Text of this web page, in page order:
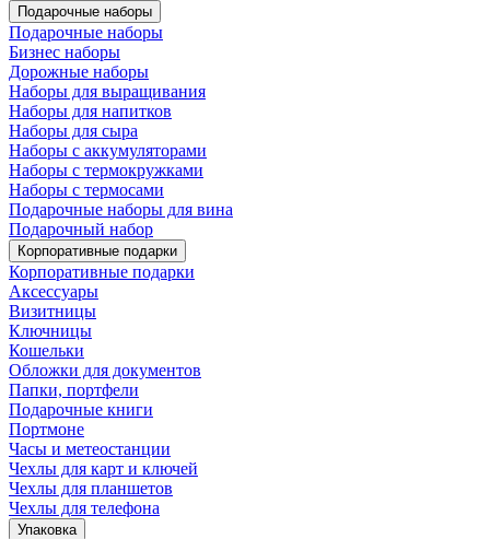
Подарочные наборы
Подарочные наборы
Бизнес наборы
Дорожные наборы
Наборы для выращивания
Наборы для напитков
Наборы для сыра
Наборы с аккумуляторами
Наборы с термокружками
Наборы с термосами
Подарочные наборы для вина
Подарочный набор
Корпоративные подарки
Корпоративные подарки
Аксессуары
Визитницы
Ключницы
Кошельки
Обложки для документов
Папки, портфели
Подарочные книги
Портмоне
Часы и метеостанции
Чехлы для карт и ключей
Чехлы для планшетов
Чехлы для телефона
Упаковка